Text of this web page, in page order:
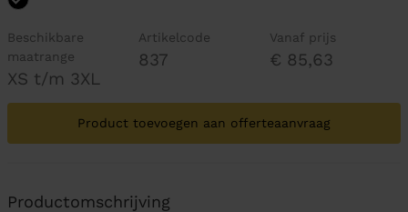
Beschikbare
maatrange
XS t/m 3XL
Artikelcode
837
Vanaf prijs
€ 85,63
Product toevoegen aan offerteaanvraag
Productomschrijving